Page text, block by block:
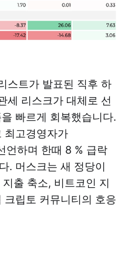
스트가 발표된 직후 하
세 리스크가 대체로 선
빠르게 회복했습니다.
최고경영자가
언하며 한때 8 % 급락
. 머스크는 새 정당이
출 축소, 비트코인 지
크립토 커뮤니티의 호응